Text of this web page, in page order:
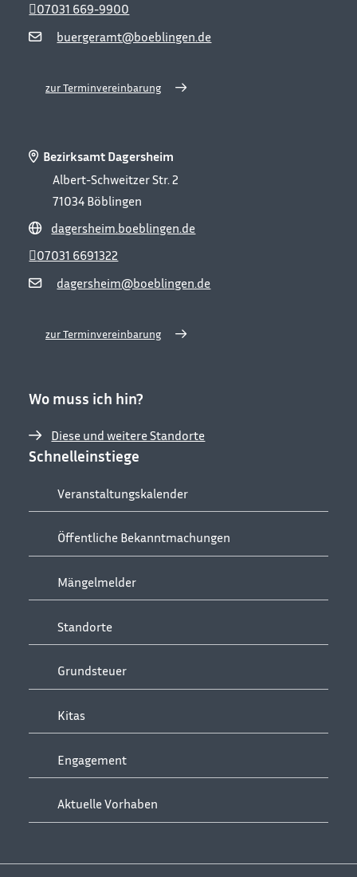
buergeramt@boeblingen.de
07031 669-9900
zur Terminvereinbarung
Bezirksamt Dagersheim
Albert-Schweitzer Str. 2
71034 Böblingen
dagersheim.boeblingen.de
dagersheim@boeblingen.de
07031 6691322
zur Terminvereinbarung
Wo muss ich hin?
Diese und weitere Standorte
Schnelleinstiege
Veranstaltungskalender
Öffentliche Bekanntmachungen
Mängelmelder
Standorte
Grundsteuer
Kitas
Engagement
Aktuelle Vorhaben